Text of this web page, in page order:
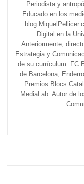
Periodista y
Educado en los
blog
Digital en la
Anteriormente,
Estrategia y
de su currículum: FC
de Barcelona,
Premios Blocs
MediaLab. Autor de